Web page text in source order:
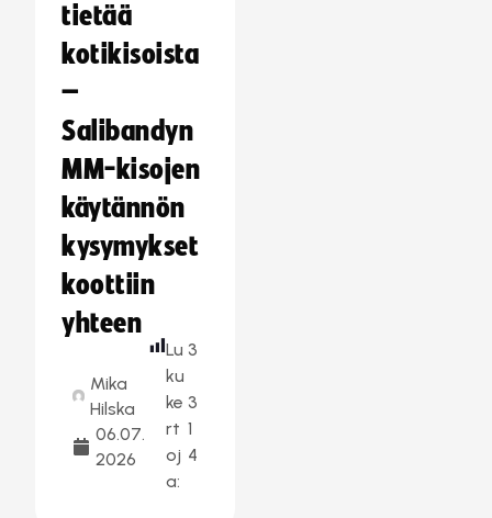
tietää
kotikisoista
–
Salibandyn
MM-kisojen
käytännön
kysymykset
koottiin
yhteen
Mika
Hilska
06.07.
2026
Lu
ku
ke
rt
oj
a:
3
3
1
4